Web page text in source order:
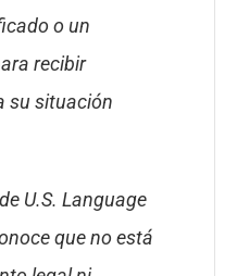
o un
recibir
su situación
U.S. Language
que no está